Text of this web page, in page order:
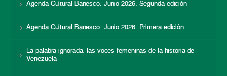
Agenda Cultural Banesco. Junio 2026. Segunda edición
Agenda Cultural Banesco. Junio 2026. Primera edición
La palabra ignorada: las voces femeninas de la historia de
Venezuela